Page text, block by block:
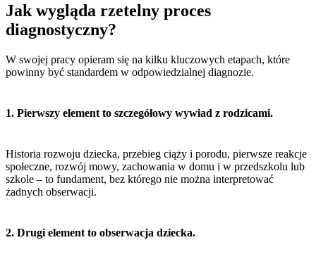
Jak wygląda rzetelny proces
diagnostyczny?
W swojej pracy opieram się na kilku kluczowych etapach, które
powinny być standardem w odpowiedzialnej diagnozie.
1. Pierwszy element to szczegółowy wywiad z rodzicami.
Historia rozwoju dziecka, przebieg ciąży i porodu, pierwsze reakcje
społeczne, rozwój mowy, zachowania w domu i w przedszkolu lub
szkole – to fundament, bez którego nie można interpretować
żadnych obserwacji.
2. Drugi element to obserwacja dziecka.